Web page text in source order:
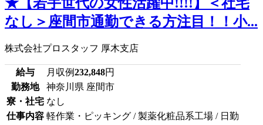
なし＞座間市通勤できる方注目！！小...
株式会社プロスタッフ 厚木支店
給与 月収例232,848円
勤務地
神奈川県 座間市
寮・社宅 なし
仕事内容 軽作業・ピッキング / 製薬化粧品系工場 / 日勤